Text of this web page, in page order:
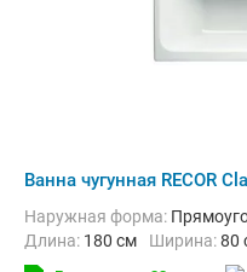
Ванна чугунная RECOR
Наружная форма:
Длина: 180 см Ширина:80